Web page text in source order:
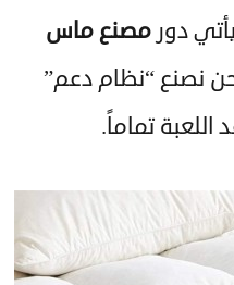
دور مصنع ماس
نصنع “نظام دعم”
تماماً.